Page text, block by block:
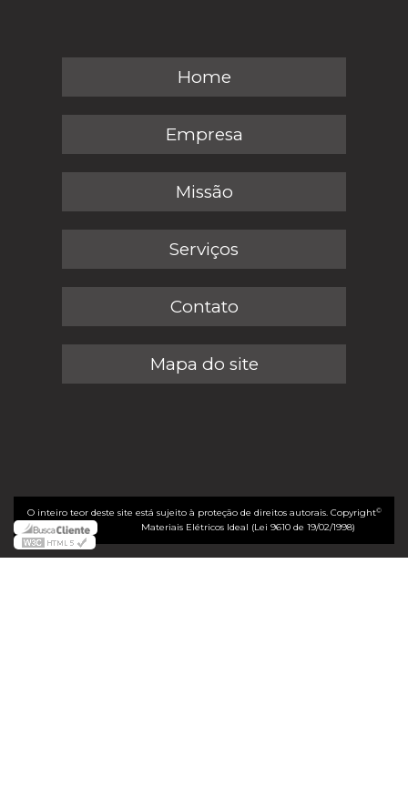
Home
Empresa
Missão
Serviços
Contato
Mapa do site
O inteiro teor deste site está sujeito à proteção de direitos autorais. Copyright©
Materiais Elétricos Ideal (Lei 9610 de 19/02/1998)